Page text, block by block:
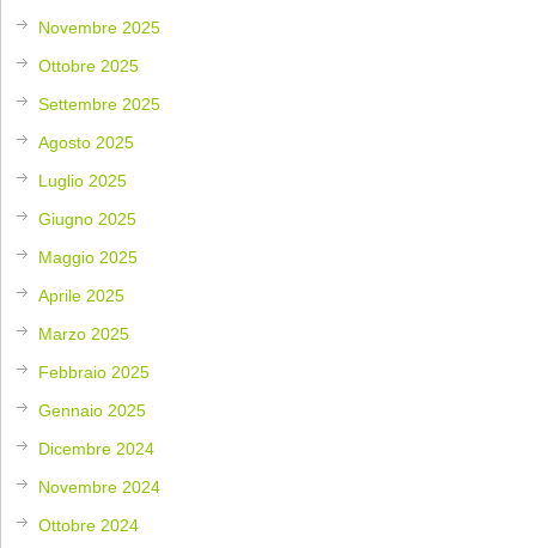
Novembre 2025
Ottobre 2025
Settembre 2025
Agosto 2025
Luglio 2025
Giugno 2025
Maggio 2025
Aprile 2025
Marzo 2025
Febbraio 2025
Gennaio 2025
Dicembre 2024
Novembre 2024
Ottobre 2024